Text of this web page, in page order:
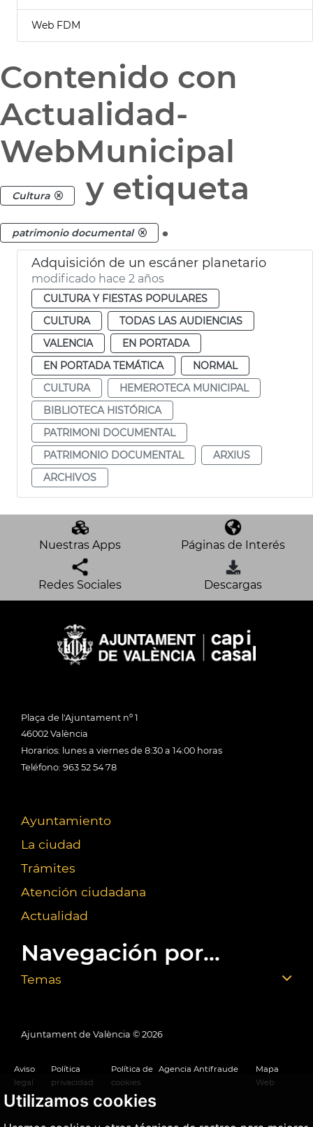
Utilizamos cookies
Web FDM
Contenido con
Actualidad-
WebMunicipal
Cultura y etiqueta
patrimonio documental .
Adquisición de un escáner planetario
modificado hace 2 años
CULTURA Y FIESTAS POPULARES
CULTURA
TODAS LAS AUDIENCIAS
VALENCIA
EN PORTADA
EN PORTADA TEMÁTICA
NORMAL
CULTURA
HEMEROTECA MUNICIPAL
BIBLIOTECA HISTÓRICA
PATRIMONI DOCUMENTAL
PATRIMONIO DOCUMENTAL
ARXIUS
ARCHIVOS
Nuestras Apps Páginas de Interés
Redes Sociales Descargas
Plaça de l'Ajuntament nº 1
46002 València
Horarios: lunes a viernes de 8:30 a 14:00 horas
Teléfono: 963 52 54 78
Ayuntamiento
La ciudad
Trámites
Atención ciudadana
Actualidad
Navegación por...
Temas
Ajuntament de València © 2026
Aviso
legal
Política
privacidad
Política de
cookies
Agencia Antifraude
Mapa
Web